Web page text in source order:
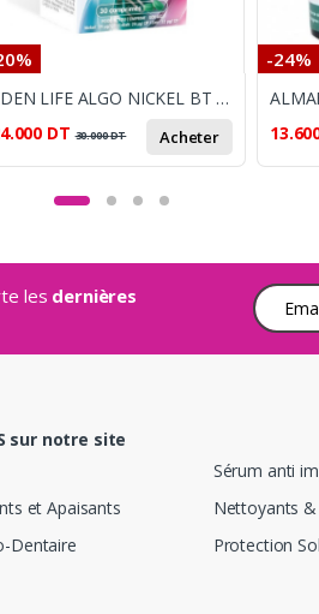
EDEN LIFE ALGO NICKEL BT 30
DT 30.000DT Acheter
-24%
les dernières
Adresse
sur notre site
et Apaisants
Dentaire
Sérum anti
Nettoyants
Protection